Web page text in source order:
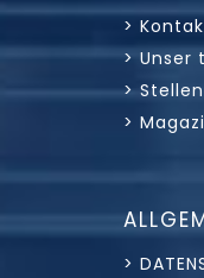
>
> Unser
>
>
>